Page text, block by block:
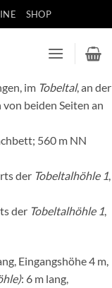
SHOP
im Tobeltal, an der
beiden Seiten an
560 m NN
der Tobeltalhöhle 1,
der Tobeltalhöhle 1,
Eingangshöhe 4 m,
: 6 m lang,